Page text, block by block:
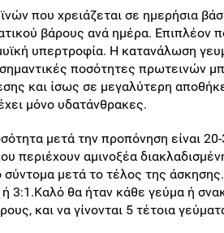
που χρειάζεται σε ημερήσια
βάρους ανά ημέρα. Επιπλέον
υπερτροφία. Η κατανάλωση
ποσότητες πρωτεινών
και ίσως σε μεγαλύτερη
μόνο υδατάνθρακες.
μετά την προπόνηση είναι
περιέχουν αμινοξέα
σύντομα μετά το τέλος της
ή 3:1.Καλό θα ήταν κάθε γεύμα ή
και να γίνονται 5 τέτοια